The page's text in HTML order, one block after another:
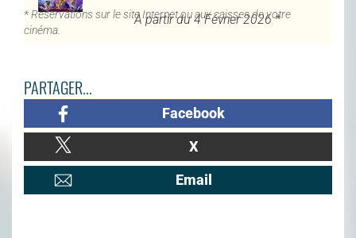
À partir du 4 Février 2026 *
* Réservations sur le site Internet ou aux caisses de votre
cinéma.
PARTAGER...
Facebook
X
Email